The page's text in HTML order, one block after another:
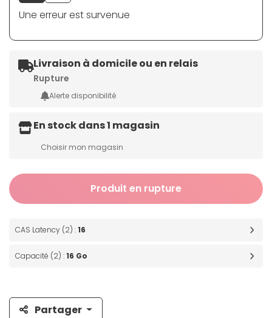
Une erreur est survenue
Livraison à domicile ou en relais
Rupture
Alerte disponibilité
En stock dans 1 magasin
Choisir mon magasin
Produit en rupture
CAS Latency (2) :16
Capacité (2) :16 Go
Partager